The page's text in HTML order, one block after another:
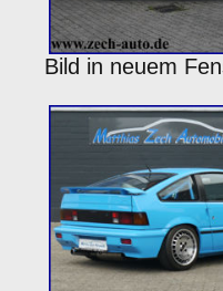
Bild in neuem